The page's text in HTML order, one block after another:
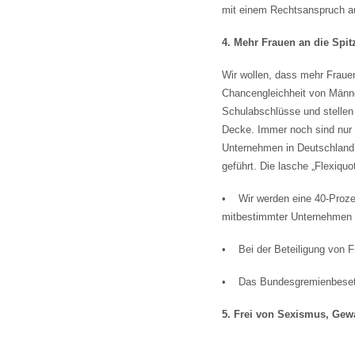
mit einem Rechtsanspruch
4. Mehr Frauen an die
Wir wollen, dass mehr
Chancengleichheit von
Schulabschlüsse und
Decke. Immer noch sind
Unternehmen in
geführt. Die lasche
• Wir werden eine 40-
mitbestimmter
• Bei der Beteiligung von
• Das
5. Frei von Sexismus,